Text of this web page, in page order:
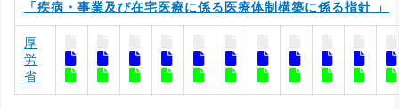
「疾病・事業及び在宅医療に係る医療体制構築に係る指針 」
厚
労
省